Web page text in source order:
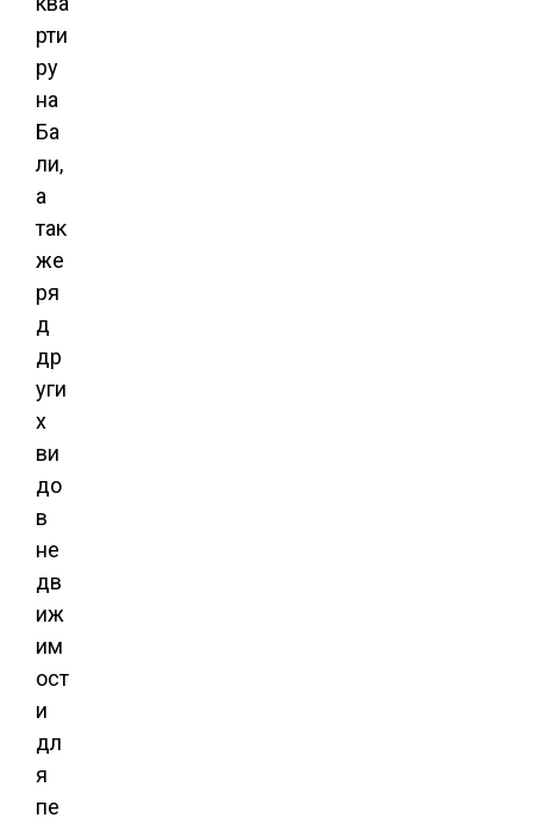
рти
ру
на
Ба
ли,
а
так
же
ря
д
др
уги
х
ви
до
в
не
дв
иж
им
ост
и
дл
я
пе